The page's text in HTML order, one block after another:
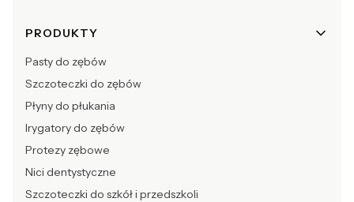
Linki w stopce
PRODUKTY
Pasty do zębów
Szczoteczki do zębów
Płyny do płukania
Irygatory do zębów
Protezy zębowe
Nici dentystyczne
Szczoteczki do szkół i przedszkoli